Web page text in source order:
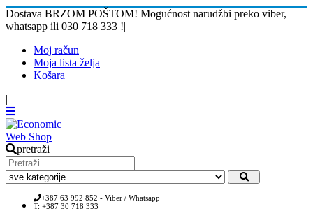
Dostava BRZOM POŠTOM! Mogućnost narudžbi preko viber,
whatsapp ili 030 718 333 !|
Moj račun
Moja lista želja
Košara
|
pretraži
+387 63 992 852 - Viber / Whatsapp
T: +387 30 718 333